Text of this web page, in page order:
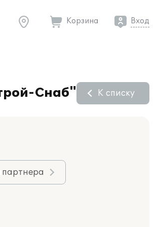
Корзина Вход
Снаб" К списку
партнера